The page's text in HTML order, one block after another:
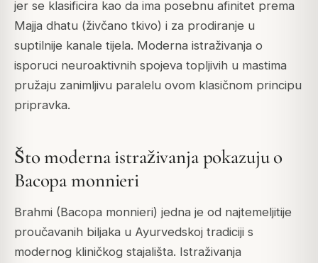
jer se klasificira kao da ima posebnu afinitet prema
Majja dhatu (živčano tkivo) i za prodiranje u
suptilnije kanale tijela. Moderna istraživanja o
isporuci neuroaktivnih spojeva topljivih u mastima
pružaju zanimljivu paralelu ovom klasičnom principu
pripravka.
Što moderna istraživanja pokazuju o
Bacopa monnieri
Brahmi (Bacopa monnieri) jedna je od najtemeljitije
proučavanih biljaka u Ayurvedskoj tradiciji s
modernog kliničkog stajališta. Istraživanja